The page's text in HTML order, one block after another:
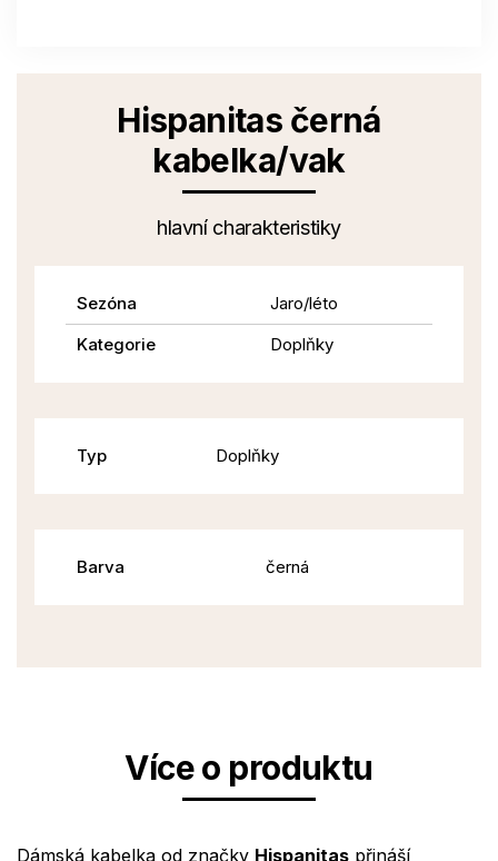
Hispanitas černá
kabelka/vak
hlavní charakteristiky
Sezóna
Jaro/léto
Kategorie
Doplňky
Typ Doplňky
Barva černá
Více o produktu
Dámská kabelka od značky Hispanitas přináší